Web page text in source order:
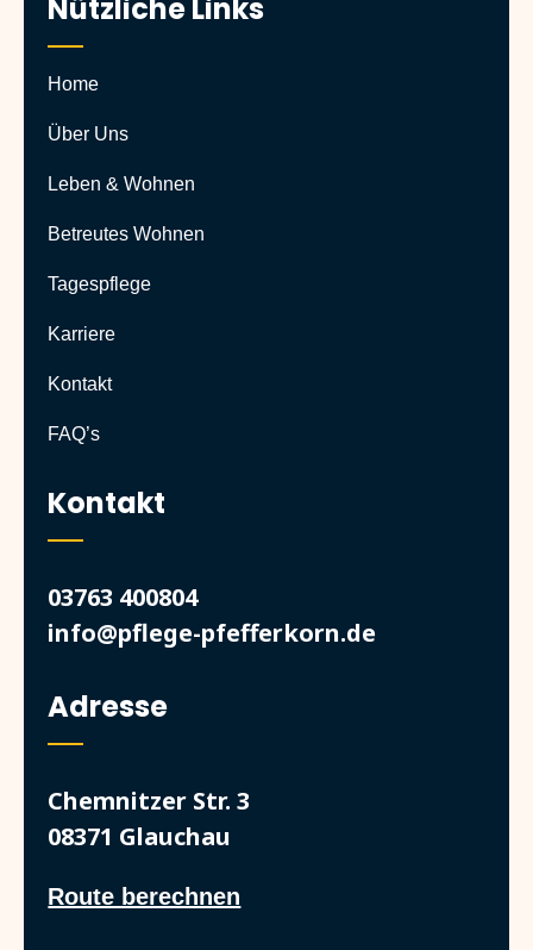
Nützliche Links
Home
Über Uns
Leben & Wohnen
Betreutes Wohnen
Tagespflege
Karriere
Kontakt
FAQ’s
Kontakt
03763 400804
info@pflege-pfefferkorn.de
Adresse
Chemnitzer Str. 3
08371 Glauchau
Route berechnen